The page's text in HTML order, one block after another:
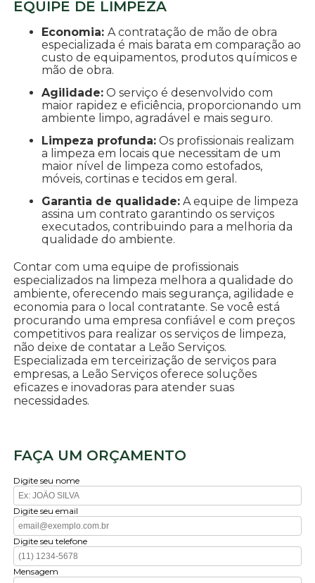
EQUIPE DE LIMPEZA
Economia:A contratação de mão de obra
especializada é mais barata em comparação ao
custo de equipamentos, produtos químicos e
mão de obra.
Agilidade: O serviço é desenvolvido com
maior rapidez e eficiência, proporcionando um
ambiente limpo, agradável e mais seguro.
Limpeza profunda: Os profissionais realizam
a limpeza em locais que necessitam de um
maior nível de limpeza como estofados,
móveis, cortinas e tecidos em geral.
Garantia de qualidade: A equipe de limpeza
assina um contrato garantindo os serviços
executados, contribuindo para a melhoria da
qualidade do ambiente.
Contar com uma equipe de profissionais
especializados na limpeza melhora a qualidade do
ambiente, oferecendo mais segurança, agilidade e
economia para o local contratante. Se você está
procurando uma empresa confiável e com preços
competitivos para realizar os serviços de limpeza,
não deixe de contatar a Leão Serviços.
Especializada em terceirização de serviços para
empresas, a Leão Serviços oferece soluções
eficazes e inovadoras para atender suas
necessidades.
FAÇA UM ORÇAMENTO
Digite seu nome
Digite seu email
Digite seu telefone
Mensagem